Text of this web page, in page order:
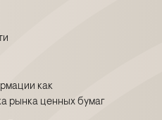
как
рынка ценных бумаг